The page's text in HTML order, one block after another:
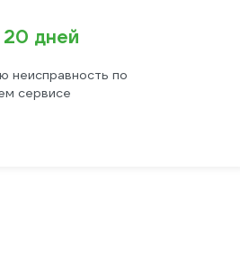
дней
неисправность по
сервисе